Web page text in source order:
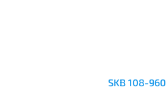
SKB 108-960